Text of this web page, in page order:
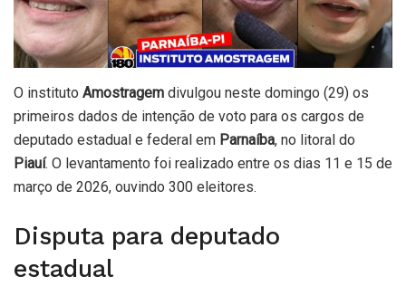
O instituto Amostragem divulgou neste domingo (29) os
primeiros dados de intenção de voto para os cargos de
deputado estadual e federal em Parnaíba, no litoral do
Piauí. O levantamento foi realizado entre os dias 11 e 15 de
março de 2026, ouvindo 300 eleitores.
Disputa para deputado
estadual